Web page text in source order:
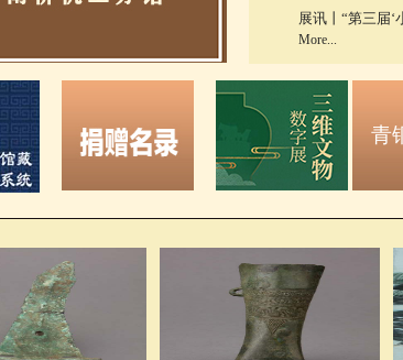
展讯丨“第三届‘
More...
青